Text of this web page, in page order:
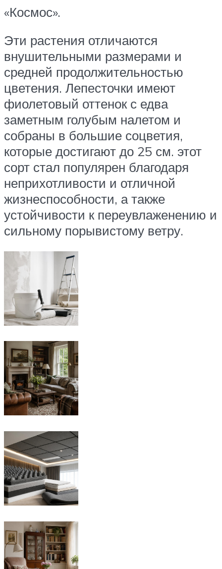
«Космос».
Эти растения отличаются
внушительными размерами и
средней продолжительностью
цветения. Лепесточки имеют
фиолетовый оттенок с едва
заметным голубым налетом и
собраны в большие соцветия,
которые достигают до 25 см. этот
сорт стал популярен благодаря
неприхотливости и отличной
жизнеспособности, а также
устойчивости к переувлаженению и
сильному порывистому ветру.